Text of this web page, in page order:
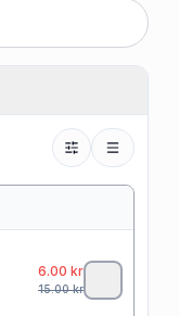
6.00 kr
15.00kr